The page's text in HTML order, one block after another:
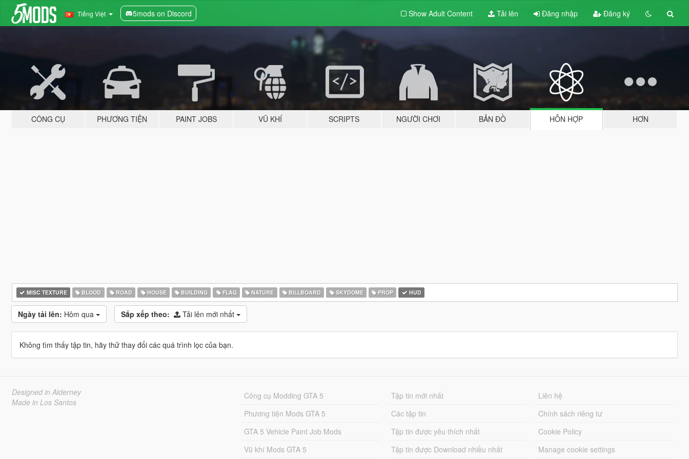
Tiếng Việt 5mods on Discord Show Adult Content Tải lên Đăng nhập Đăng ký
CÔNG CỤ PHƯƠNG TIỆN PAINT JOBS VŨ KHÍ SCRIPTS NGƯỜI CHƠI BẢN ĐỒ HỖN HỢP HƠN
MISC TEXTURE BLOOD ROAD HOUSE BUILDING FLAG NATURE BILLBOARD SKYDOME PROP HUD
Ngày tải lên: Hôm qua Sắp xếp theo: Tải lên mới nhất
Không tìm thấy tập tin, hãy thử thay đổi các quá trình lọc của bạn.
Designed in Alderney
Made in Los Santos
Công cụ Modding GTA 5
Phương tiện Mods GTA 5
GTA 5 Vehicle Paint Job Mods
Vũ khí Mods GTA 5
Tập tin mới nhất
Các tập tin
Tập tin được yêu thích nhất
Tập tin được Download nhiều nhất
Liên hệ
Chính sách riêng tư
Cookie Policy
Manage cookie settings